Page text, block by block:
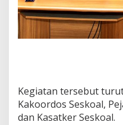
Kegiatan tersebut
Kakoordos Seskoal,
dan Kasatker Seskoal.